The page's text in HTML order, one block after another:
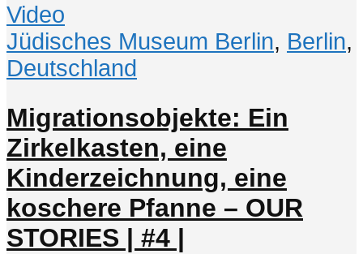
Video
Jüdisches Museum Berlin, Berlin,
Deutschland
Migrationsobjekte: Ein
Zirkelkasten, eine
Kinderzeichnung, eine
koschere Pfanne – OUR
STORIES | #4 |